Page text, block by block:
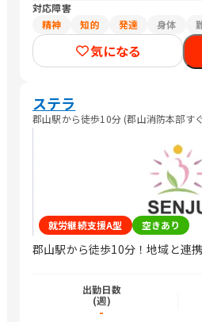
対応障害
精神
知的 発達 身体
気になる
ステラ
郡山駅から徒歩10分 (郡山消防本部す
就労継続支援A型 空きあり
郡山駅から徒歩10分！地域と連
出勤日数
(週)
-